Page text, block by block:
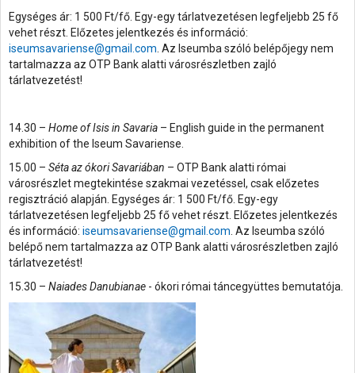
Egységes ár: 1 500 Ft/fő. Egy-egy tárlatvezetésen legfeljebb 25 fő
vehet részt. Előzetes jelentkezés és információ:
iseumsavariense@gmail.com . Az Iseumba szóló belépőjegy nem
tartalmazza az OTP Bank alatti városrészletben zajló
tárlatvezetést!
14.30 – Home of Isis in Savaria – English guide in the permanent
exhibition of the Iseum Savariense.
15.00 – Séta az ókori Savariában – OTP Bank alatti római
városrészlet megtekintése szakmai vezetéssel, csak előzetes
regisztráció alapján. Egységes ár: 1 500 Ft/fő. Egy-egy
tárlatvezetésen legfeljebb 25 fő vehet részt. Előzetes jelentkezés
és információ: iseumsavariense@gmail.com . Az Iseumba szóló
belépő nem tartalmazza az OTP Bank alatti városrészletben zajló
tárlatvezetést!
15.30 – Naiades Danubianae - ókori római táncegyüttes bemutatója.